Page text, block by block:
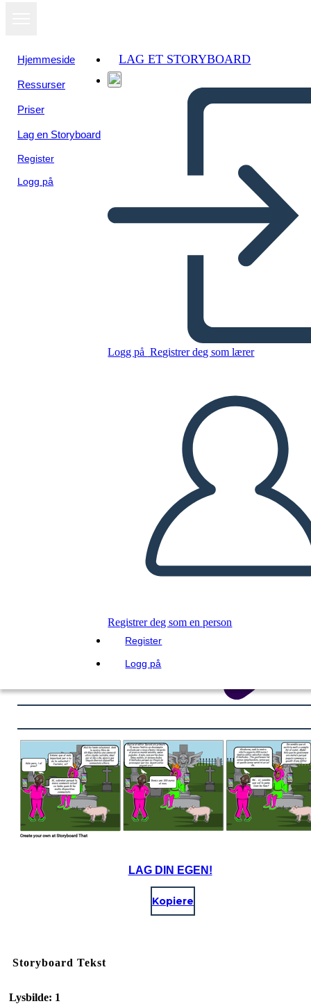
Hjemmeside
Ressurser
Priser
Lag en Storyboard
Register
Logg på
LAG ET STORYBOARD
Logg på Registrer deg som lærer
Registrer deg som en person
Register
Logg på
Kopier dette storyboardet
SPILLE AV LYSBILDEFREMVISNING
LES FOR MEG
Vis som
lysbildefremvisning
LAG DIN EGEN!
Kopiere
Storyboard Tekst
Lysbilde: 1